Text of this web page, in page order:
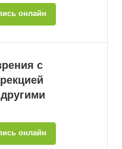
онлайн
с
онлайн